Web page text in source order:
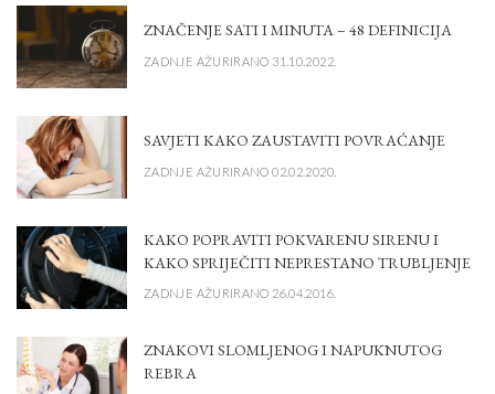
ZNAČENJE SATI I MINUTA – 48 DEFINICIJA
ZADNJE AŽURIRANO 31.10.2022.
SAVJETI KAKO ZAUSTAVITI POVRAĆANJE
ZADNJE AŽURIRANO 02.02.2020.
KAKO POPRAVITI POKVARENU SIRENU I
KAKO SPRIJEČITI NEPRESTANO TRUBLJENJE
ZADNJE AŽURIRANO 26.04.2016.
ZNAKOVI SLOMLJENOG I NAPUKNUTOG
REBRA